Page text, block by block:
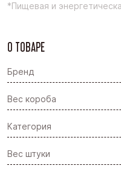
*Пищевая и
О ТОВАРЕ
Бренд
Вес короба
Категория
Вес штуки